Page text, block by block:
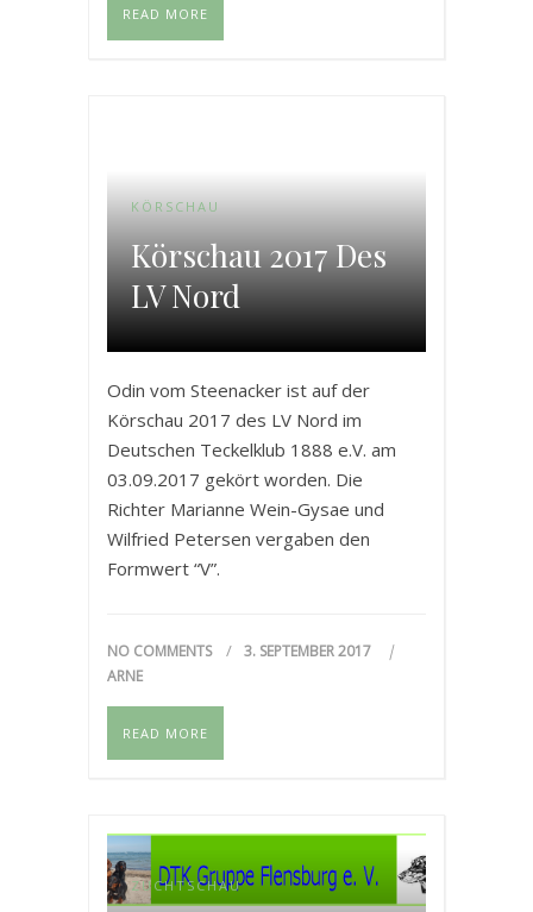
READ MORE
KÖRSCHAU
Körschau 2017 Des
LV Nord
Odin vom Steenacker ist auf der
Körschau 2017 des LV Nord im
Deutschen Teckelklub 1888 e.V. am
03.09.2017 gekört worden. Die
Richter Marianne Wein-Gysae und
Wilfried Petersen vergaben den
Formwert “V”.
NO COMMENTS
3. SEPTEMBER 2017
ARNE
READ MORE
ZUCHTSCHAU